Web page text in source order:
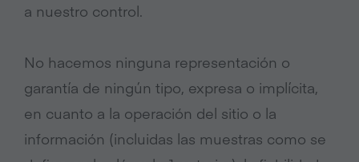
a nuestro control.
No hacemos ninguna representación o
garantía de ningún tipo, expresa o implícita,
en cuanto a la operación del sitio o la
información (incluidas las muestras como se